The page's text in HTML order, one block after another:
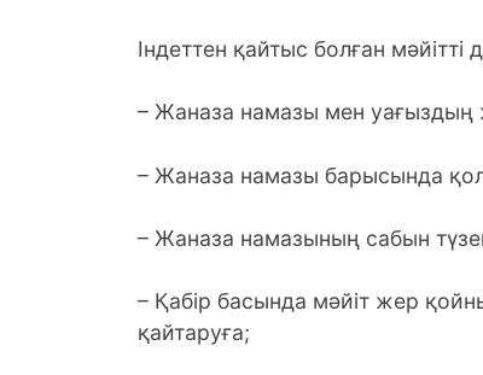
Індеттен қайтыс болған
– Жаназа намазы мен
– Жаназа намазы барысында
– Жаназа намазының сабын
– Қабір басында мәйіт жер
қайтаруға;